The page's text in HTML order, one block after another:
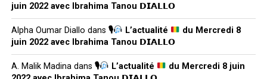
juin 2022 avec Ibrahima Tanou 𝗗𝗜𝗔𝗟𝗟𝗢
Alpha Oumar Diallo dans 🎙 L’actualité
du Mercredi 8
juin 2022 avec Ibrahima Tanou 𝗗𝗜𝗔𝗟𝗟𝗢
A. Malik Madinadans 🎙 L’actualité
du Mercredi 8 juin